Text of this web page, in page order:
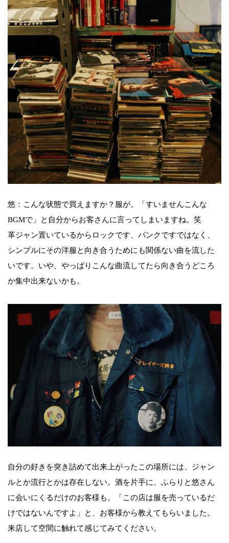
悠：こんな状態で買えますか？服が。「すいませんこんな
BGMで」と自分からお客さんに言ってしまいますね。笑
革ジャン置いているからロックです、パンクですではなく、
シンプルにその洋服と向き合うためにも関係ない曲を流した
いです。いや、やっぱりこんな曲流してたら向き合うどころ
か集中出来ないかも。
自分の好きを突き詰めて出来上がったこの場所には、ジャン
ルとか流行とかは存在しない。酒を片手に、ふらりと悠さん
に会いにくるだけのお客様も。「この店は服を売っているだ
けではないんですよ」と、お客様から教えてもらいました。
来店して空間に触れて感じてみてください。